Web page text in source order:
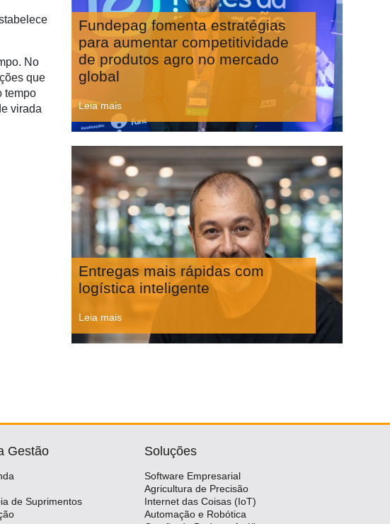
No
que
tempo
virada
Fundepag fomenta estratégias
para aumentar competitividade
de produtos agro no mercado
global
Leia mais
Entregas mais rápidas com
logística inteligente
Leia mais
Gestão
de Suprimentos
Soluções
Software Empresarial
Agricultura de Precisão
Internet das Coisas (IoT)
Automação e Robótica